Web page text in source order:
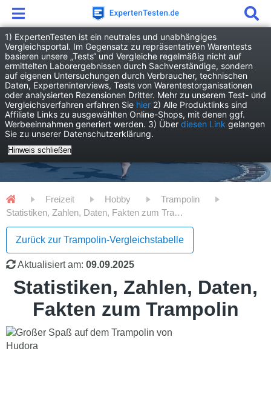
1) ExpertenTesten ist ein neutrales und unabhängiges
Vergleichsportal. Im Gegensatz zu repräsentativen Warentests
basieren unsere „Tests“ und Vergleiche regelmäßig nicht auf
ermittelten Laborergebnissen durch Sachverständige, sondern
auf eigenen Untersuchungen durch Verbraucher, technischen
Daten, Experteninterviews, Tests von Warentestorganisationen
oder analysierten Rezensionen Dritter. Mehr zu unserem Test- und
Vergleichsverfahren erfahren Sie hier 2) Alle Produktlinks sind
Affiliate Links zu ausgewählten Online-Shops, mit denen ggf.
Werbeeinnahmen generiert werden. 3) Über diesen Link gelangen
Sie zu unserer Datenschutzerklärung.
Hinweis schließen
Freizeit Hobby
Trampolin
Statistiken, Zahlen, Daten, Fakten zum Trampolin
Zurück zur Trampolin-Vergleichstabelle
Aktualisiert am: 09.09.2025
Statistiken, Zahlen, Daten,
Fakten zum Trampolin